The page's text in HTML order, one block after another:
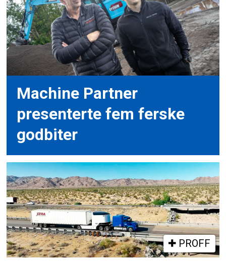
Machine Partner
presenterte fem ferske
godbiter
PROFF